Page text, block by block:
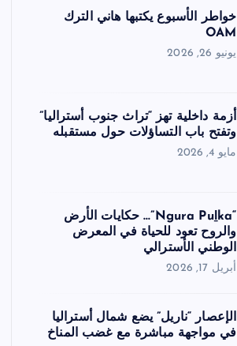
خواطر الأسبوع يكتبها هاني الترك
OAM
يونيو 26, 2026
أزمة داخلية تهز “تراث جنوب أستراليا”
وتفتح باب التساؤلات حول مستقبله
مايو 4, 2026
“Ngura Puḻka”… حكايات الأرض
والروح تعود للحياة في المعرض
الوطني الأسترالي
أبريل 17, 2026
الإعصار “ناريل” يضع شمال أستراليا
في مواجهة مباشرة مع غضب المناخ